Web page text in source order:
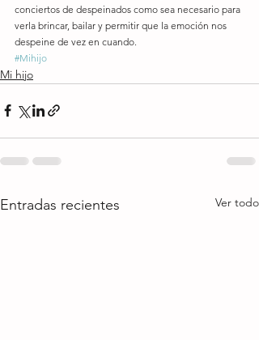
conciertos de despeinados como sea necesario para
verla brincar, bailar y permitir que la emoción nos
despeine de vez en cuando.
#Mihijo
Mi hijo
Entradas recientes Ver todo